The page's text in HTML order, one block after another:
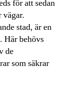
för att sedan
vägar.
stad, är en
Här behövs
de
som säkrar